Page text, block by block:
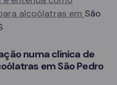
alcoólatras em São
numa clínica de
em São Pedro